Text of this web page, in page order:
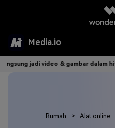
Media.io
Alat AI
AI Gambar
Asisten Video AI
& gambar dalam hitungan detik.
Rumah > Alat online